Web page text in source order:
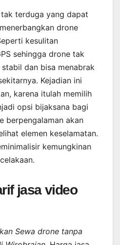
terduga yang dapat
drone
kesulitan
sehingga drone tak
dan bisa menabrak
Kejadian ini
karena itulah memilih
opsi bijaksana bagi
berpengalaman akan
elemen keselamatan.
kemungkinan
jasa video
Sewa drone tanpa